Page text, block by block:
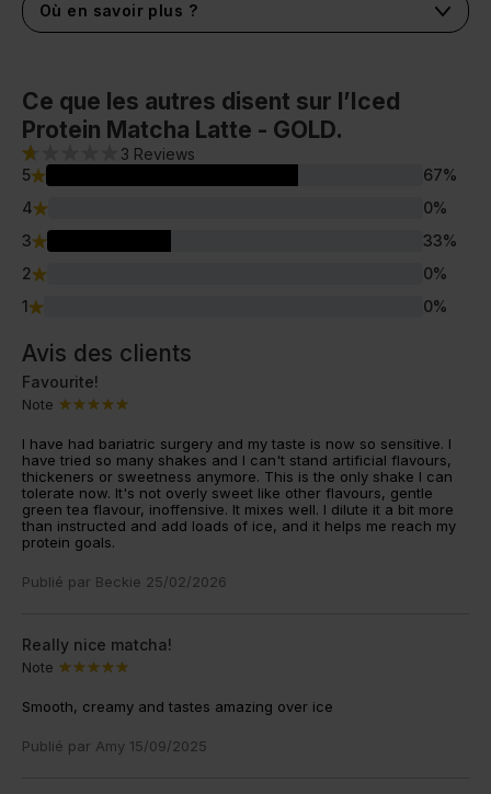
Où en savoir plus ?
Ce que les autres disent sur l’Iced
Protein Matcha Latte - GOLD.
3 Reviews
5
67%
4
0%
3
33%
2
0%
1
0%
Avis des clients
Favourite!
Note
I have had bariatric surgery and my taste is now so sensitive. I
have tried so many shakes and I can't stand artificial flavours,
thickeners or sweetness anymore. This is the only shake I can
tolerate now. It's not overly sweet like other flavours, gentle
green tea flavour, inoffensive. It mixes well. I dilute it a bit more
than instructed and add loads of ice, and it helps me reach my
protein goals.
Publié par Beckie 25/02/2026
Really nice matcha!
Note
Smooth, creamy and tastes amazing over ice
Publié par Amy 15/09/2025